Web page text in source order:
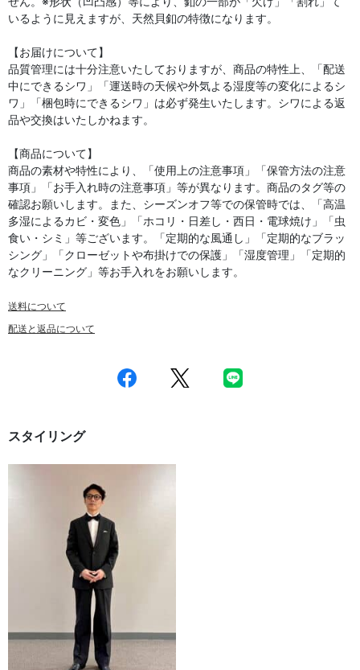
いるように見えますが、天然貝釦の特徴になります。
【お届けについて】
品質管理には十分注意いたしておりますが、商品の特性上、「配送
中にできるシワ」「運送時の天候や外気よる湿度等の変化によるシ
ワ」「梱包時にできるシワ」は必ず発生いたします。シワによる返
品や交換はいたしかねます。
【商品について】
商品の素材や特性により、「使用上の注意事項」「保管方法の注意
事項」「お手入れ時の注意事項」等が異なります。商品のタグ等の
確認お願いします。また、シーズンオフ等での保管時では、「高温
多湿によるカビ・変色」「ホコリ・日差し・西日・電球焼け」「虫
食い・シミ」等ございます。「定期的な風通し」「定期的なブラッ
シング」「クローゼットや布掛けでの保護」「湿度管理」「定期的
なクリーニング」等お手入れをお願いします。
送料について
配送と返品について
スタイリング